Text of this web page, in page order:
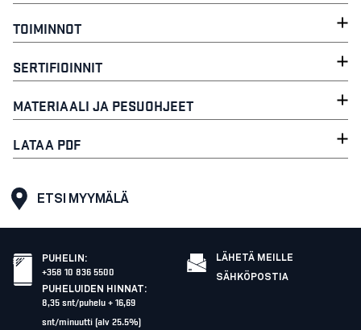
TOIMINNOT
SERTIFIOINNIT
MATERIAALI JA PESUOHJEET
LATAA PDF
ETSI MYYMÄLÄ
PUHELIN :
+358 10 836 5500
PUHELUIDEN HINNAT:
8,35 snt/puhelu + 16,69
snt/minuutti (alv 25.5%)
LÄHETÄ MEILLE
SÄHKÖPOSTIA